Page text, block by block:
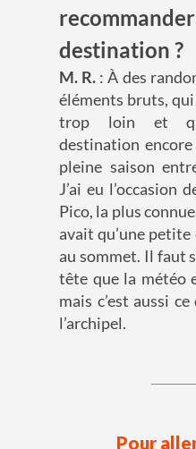
destination ?
M. R. : À des
éléments bruts,
trop loin et
destination
pleine saison
J’ai eu l’occasion
Pico, la plus
avait qu’une
au sommet. Il faut
tête que la météo
mais c’est aussi
l’archipel.
Pour